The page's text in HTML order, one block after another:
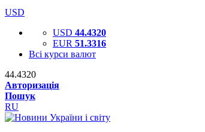
USD
USD 44.4320
EUR 51.3316
Всі курси валют
44.4320
Авторизація
Пошук
RU